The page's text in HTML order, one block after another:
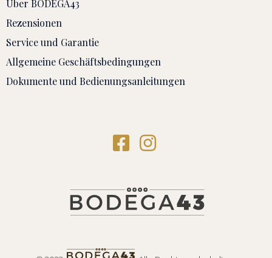
Über BODEGA43
Rezensionen
Service und Garantie
Allgemeine Geschäftsbedingungen
Dokumente und Bedienungsanleitungen